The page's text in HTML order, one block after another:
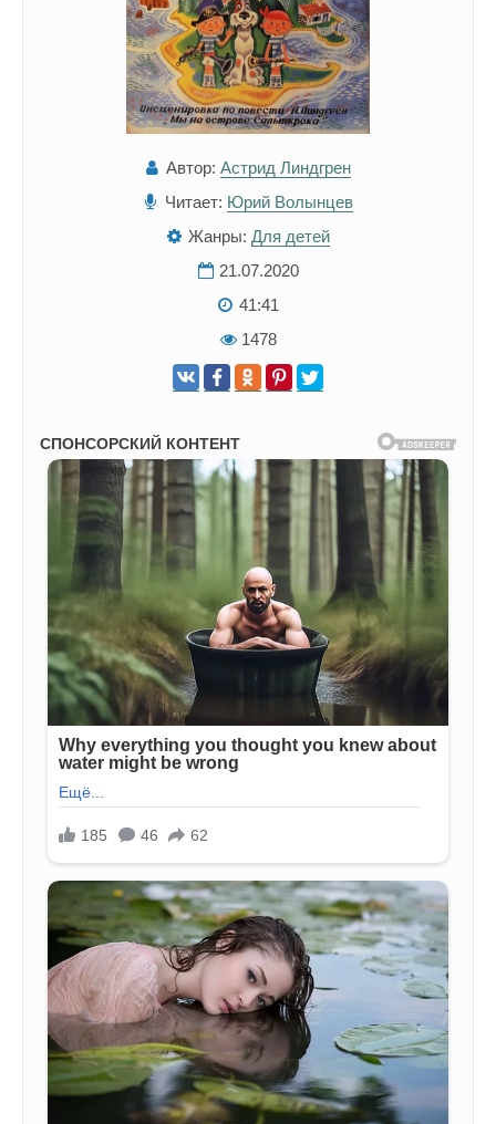
Автор: Астрид Линдгрен
Читает: Юрий Волынцев
Жанры: Для детей
21.07.2020
41:41
1478